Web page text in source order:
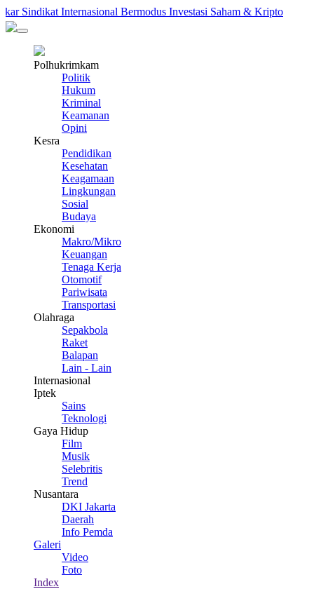
Internasional Bermodus Investasi Saham & Kripto
Polhukrimkam
Politik
Hukum
Kriminal
Keamanan
Opini
Kesra
Pendidikan
Kesehatan
Keagamaan
Lingkungan
Sosial
Budaya
Ekonomi
Makro/Mikro
Keuangan
Tenaga Kerja
Otomotif
Pariwisata
Transportasi
Olahraga
Sepakbola
Raket
Balapan
Lain - Lain
Internasional
Iptek
Sains
Teknologi
Gaya Hidup
Film
Musik
Selebritis
Trend
Nusantara
DKI Jakarta
Daerah
Info Pemda
Galeri
Video
Foto
Index